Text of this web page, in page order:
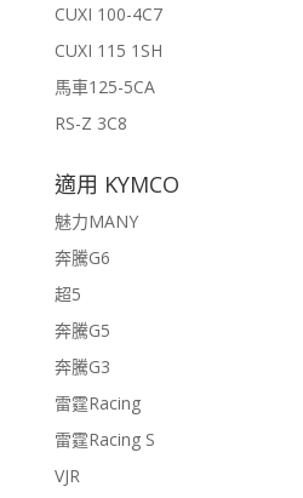
CUXI 100-4C7
CUXI 115 1SH
馬車125-5CA
RS-Z 3C8
適用 KYMCO
魅力MANY
奔騰G6
超5
奔騰G5
奔騰G3
雷霆Racing
雷霆Racing S
VJR